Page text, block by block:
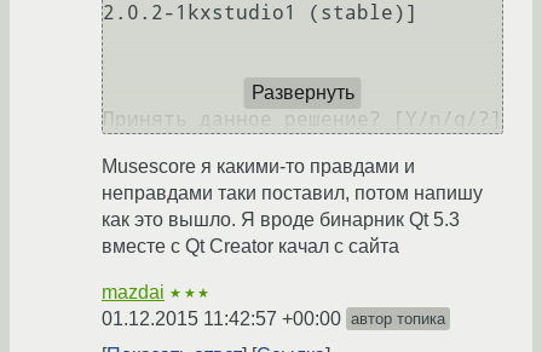
2.0.2-1kxstudio1 (stable)]
Развернуть
Musescore я какими-то правдами и
неправдами таки поставил, потом напишу
как это вышло. Я вроде бинарник Qt 5.3
вместе с Qt Creator качал с сайта
mazdai ★★★
01.12.2015 11:42:57 +00:00 автор топика